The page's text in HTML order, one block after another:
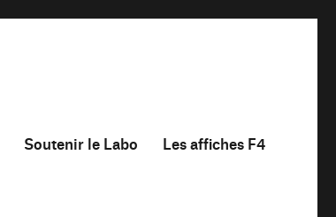
Soutenir le Labo Les affiches F4